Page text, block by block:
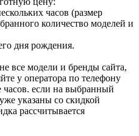
часов (размер
количество моделей и
дня рождения.
все модели и бренды сайта,
у оператора по телефону
часов. если на выбранный
указаны со скидкой
рассчитывается